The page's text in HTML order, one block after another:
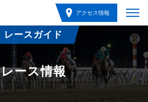
アクセス情報
レースガイド
レース情報